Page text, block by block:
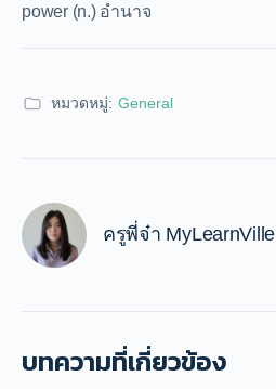
power (n.) อำนาจ
หมวดหมู่: General
ครูพี่จ๋า MyLearnVille
บทความที่เกี่ยวข้อง